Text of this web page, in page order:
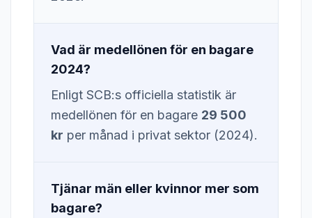
Vad är medellönen för en bagare
2024?
Enligt SCB:s officiella statistik är
medellönen för en bagare 29 500
kr per månad i privat sektor (2024).
Tjänar män eller kvinnor mer som
bagare?